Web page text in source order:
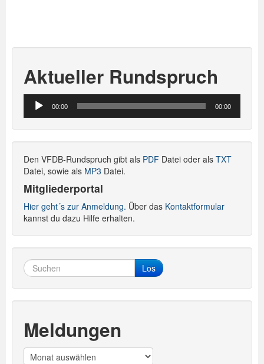
Aktueller Rundspruch
Audio-
Player
00:00 00:00
Den VFDB-Rundspruch gibt als PDF Datei oder als TXT
Datei, sowie als MP3 Datei.
Mitgliederportal
Hier geht´s zur Anmeldung. Über das Kontaktformular
kannst du dazu Hilfe erhalten.
Los
Meldungen
Meldungen